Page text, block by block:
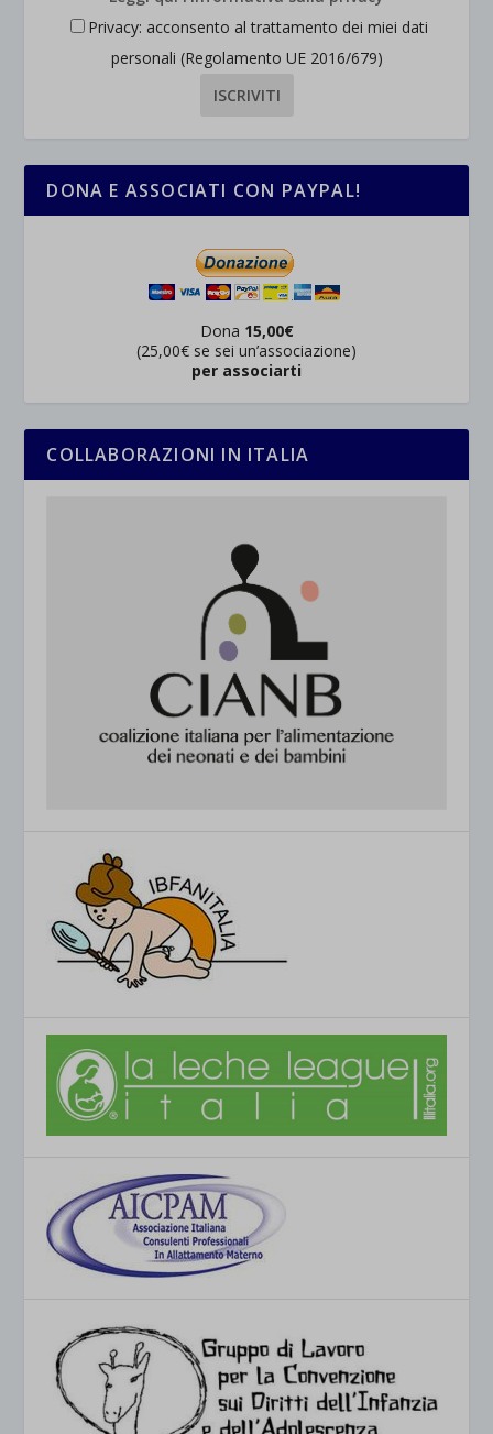
Privacy: acconsento al trattamento dei miei dati
personali (Regolamento UE 2016/679)
DONA E ASSOCIATI CON PAYPAL!
Dona 15,00€
(25,00€ se sei un’associazione)
per associarti
COLLABORAZIONI IN ITALIA